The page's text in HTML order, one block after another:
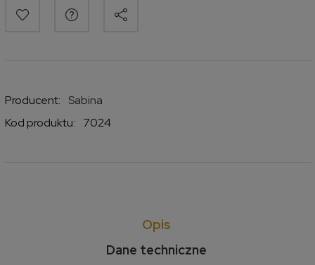
Producent:
Sabina
Kod produktu:
7024
Opis
Dane techniczne